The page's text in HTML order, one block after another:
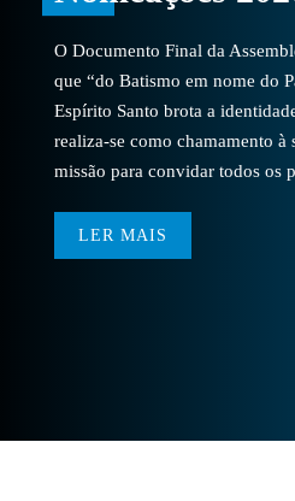
O Documento Final da
que “do Batismo em nome do
Espírito Santo brota a
realiza-se como chamamento à
missão para convidar todos os
LER MAIS